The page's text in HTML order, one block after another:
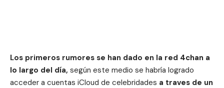
Los primeros rumores se han dado en la red 4chan a
lo largo del día, según este medio se habría logrado
acceder a cuentas iCloud de celebridades a traves de un